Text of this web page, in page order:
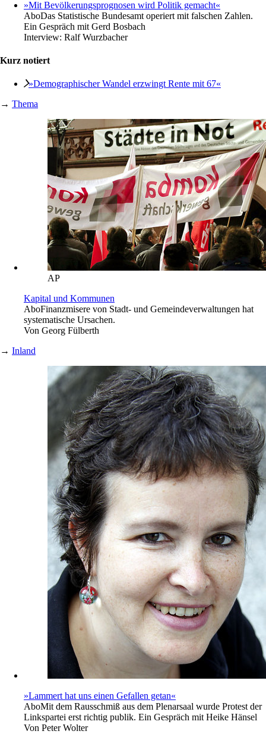
»Mit Bevölkerungsprognosen wird Politik gemacht«
AboDas Statistische Bundesamt operiert mit falschen Zahlen.
Ein Gespräch mit Gerd Bosbach
Interview: Ralf Wurzbacher
Kurz notiert
»Demographischer Wandel erzwingt Rente mit 67«
→ Thema
AP
Kapital und Kommunen
AboFinanzmisere von Stadt- und Gemeindeverwaltungen hat
systematische Ursachen.
Von Georg Fülberth
→ Inland
»Lammert hat uns einen Gefallen getan«
AboMit dem Rausschmiß aus dem Plenarsaal wurde Protest der
Linkspartei erst richtig publik. Ein Gespräch mit Heike Hänsel
Von Peter Wolter